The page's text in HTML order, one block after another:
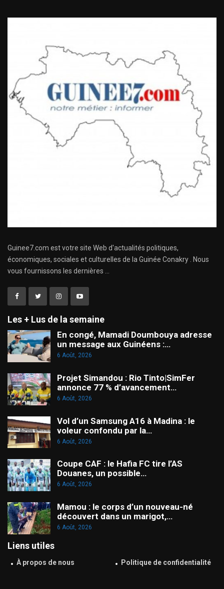
Guinee7.com est votre site Web d'actualités politiques,
économiques, sociales et culturelles de la Guinée Conakry . Nous
vous fournissons les dernières ...
Les + Lus de la semaine
En congé, Mamadi Doumbouya adresse
un message aux Guinéens :…
6 Août, 2026
Projet Simandou : Rio Tinto|SimFer
annonce 77 % d’avancement…
6 Août, 2026
Vol d’un Samsung A16 à Madina : le
voleur confondu par la…
6 Août, 2026
Coupe CAF : le Hafia FC tire l’AS
Douanes, un possible…
6 Août, 2026
Mamou : le corps d’un nouveau-né
découvert dans un marigot,…
6 Août, 2026
Liens utiles
À propos de nous Politique de confidentialité